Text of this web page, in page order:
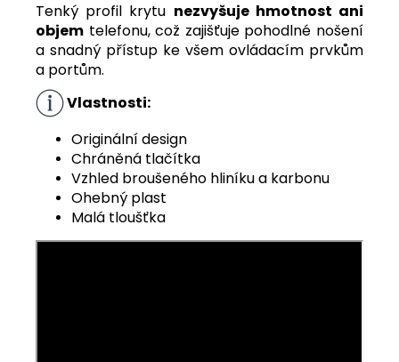
Tenký profil krytu nezvyšuje hmotnost ani
objem telefonu, což zajišťuje pohodlné nošení
a snadný přístup ke všem ovládacím prvkům
a portům.
Vlastnosti:
Originální design
Chráněná tlačítka
Vzhled broušeného hliníku a karbonu
Ohebný plast
Malá tloušťka